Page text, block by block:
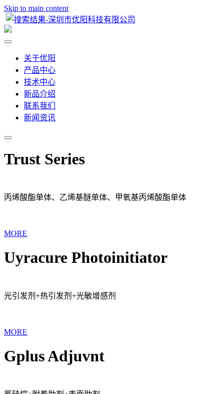
Skip to main content
关于优阳
产品中心
技术中心
新品介绍
联系我们
新闻资讯
Trust Series
丙烯酸酯单体、乙烯基醚单体、甲氧基丙烯酸酯单体
MORE
Uyracure Photoinitiator
光引发剂+热引发剂+光敏增感剂
MORE
Gplus Adjuvnt